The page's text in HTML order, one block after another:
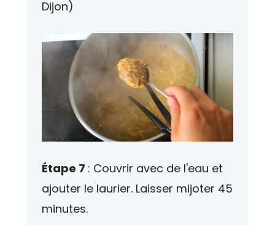
Dijon)
Étape 7 : Couvrir avec de l'eau et
ajouter le laurier. Laisser mijoter 45
minutes.